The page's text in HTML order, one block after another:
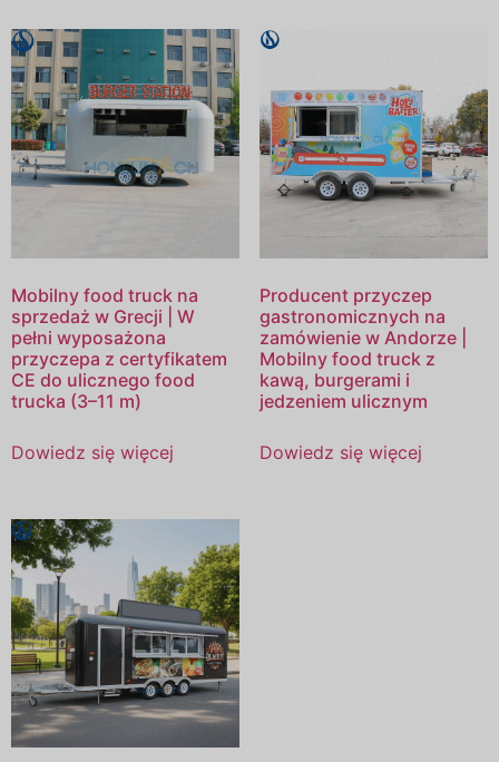
Mobilny food truck na
sprzedaż w Grecji | W
pełni wyposażona
przyczepa z certyfikatem
CE do ulicznego food
trucka (3–11 m)
Dowiedz się więcej
Producent przyczep
gastronomicznych na
zamówienie w Andorze |
Mobilny food truck z
kawą, burgerami i
jedzeniem ulicznym
Dowiedz się więcej